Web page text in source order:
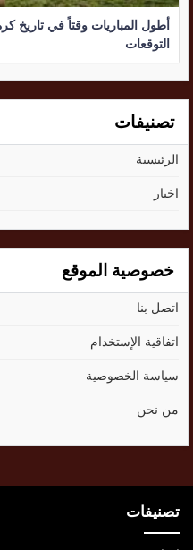
أطول المباريات وقتاً في تاريخ
التوقعات
تصنيفات
الرئيسية
اخبار
خصوصية الموقع
اتصل بنا
اتفاقية الإستخدام
سياسة الخصوصية
من نحن
تصنيفات